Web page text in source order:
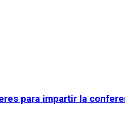
para impartir la